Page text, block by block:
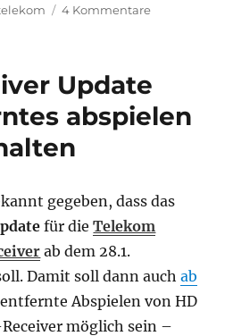
4 Kommentarezu
MR303+
den
Update
abspielen
gegeben, dass das
für dieTelekom
ab dem 28.1.
Damit soll dann auchab
Abspielen von HD
möglich sein –